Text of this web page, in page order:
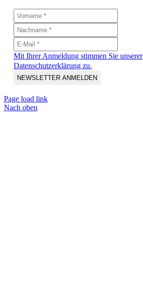
Mit Ihrer Anmeldung stimmen Sie unserer
Datenschutzerklärung zu.
Page load link
Nach oben